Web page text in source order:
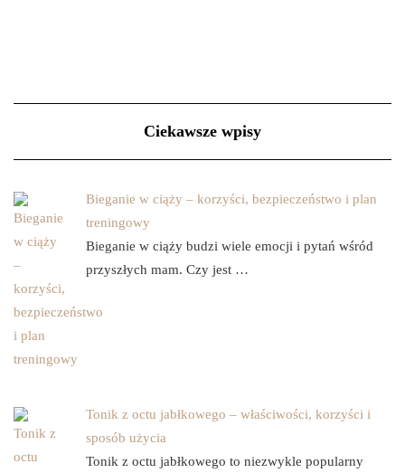
Ciekawsze wpisy
Bieganie w ciąży – korzyści, bezpieczeństwo i plan
treningowy
Bieganie w ciąży budzi wiele emocji i pytań wśród
przyszłych mam. Czy jest …
Tonik z octu jabłkowego – właściwości, korzyści i
sposób użycia
Tonik z octu jabłkowego to niezwykle popularny